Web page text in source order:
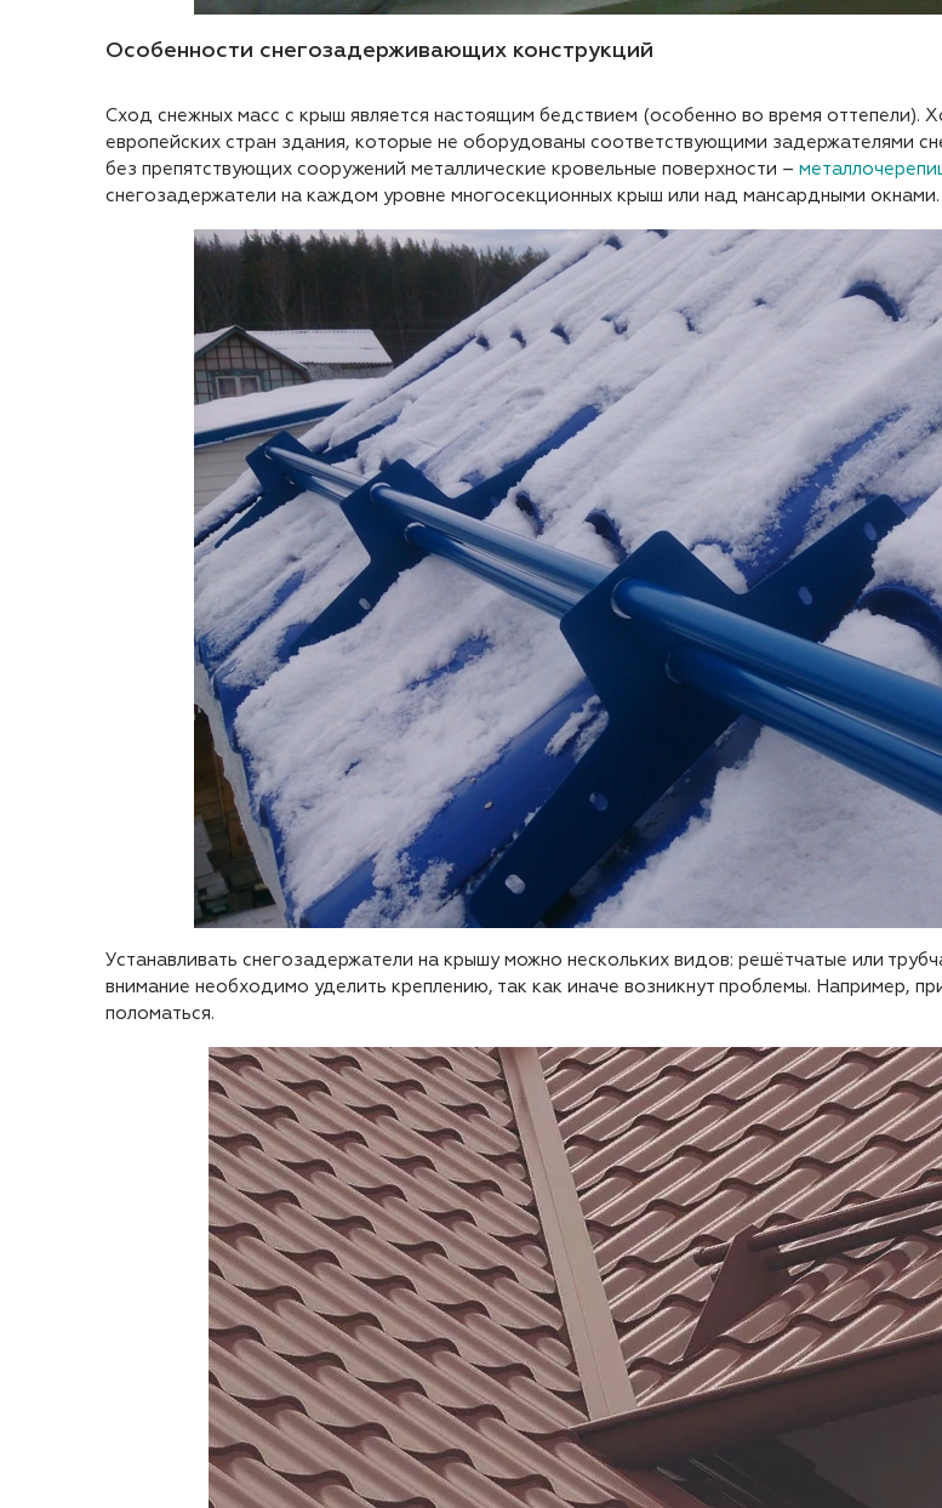
Особенности снегозадерживающих конструкций
Сход снежных масс с крыш является настоящим бедствием (особенно во время
европейских стран здания, которые не оборудованы соответствующими задержателями
без препятствующих сооружений металлические кровельные поверхности –
снегозадержатели на каждом уровне многосекционных крыш или над мансардными окнами.
Устанавливать снегозадержатели на крышу можно нескольких видов: решётчатые или
внимание необходимо уделить креплению, так как иначе возникнут проблемы. Например,
поломаться.